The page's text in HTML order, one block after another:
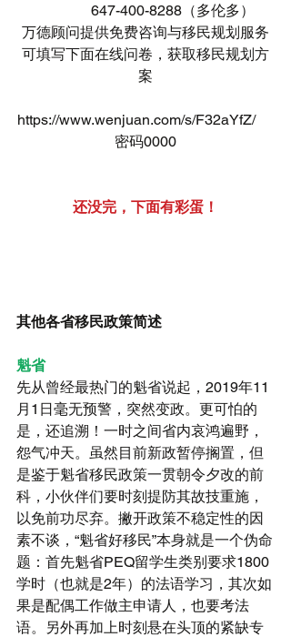
               647-400-8288（多伦多）
万德顾问提供免费咨询与移民规划服务
可填写下面在线问卷，获取移民规划方
案
https://www.wenjuan.com/s/F32aYfZ/
密码0000
还没完，下面有彩蛋！
其他各省移民政策简述
魁省
先从曾经最热门的魁省说起，2019年11
月1日毫无预警，突然变政。更可怕的
是，还追溯！一时之间省内哀鸿遍野，
怨气冲天。虽然目前新政暂停搁置，但
是鉴于魁省移民政策一贯朝令夕改的前
科，小伙伴们要时刻提防其故技重施，
以免前功尽弃。撇开政策不稳定性的因
素不谈，“魁省好移民”本身就是一个伪命
题：首先魁省PEQ留学生类别要求1800
学时（也就是2年）的法语学习，其次如
果是配偶工作做主申请人，也要考法
语。另外再加上时刻悬在头顶的紧缺专